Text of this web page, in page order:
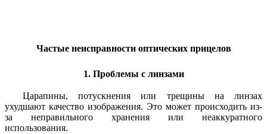
Частые неисправности оптических прицелов
1. Проблемы с линзами
Царапины, потускнения или трещины на линзах
ухудшают качество изображения. Это может происходить из-
за неправильного хранения или неаккуратного
использования.